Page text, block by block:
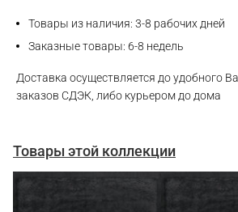
Товары из наличия: 3-8 рабочих дней
Заказные товары: 6-8 недель
Доставка осуществляется до удобного
заказов СДЭК, либо курьером до дома
Товары этой коллекции